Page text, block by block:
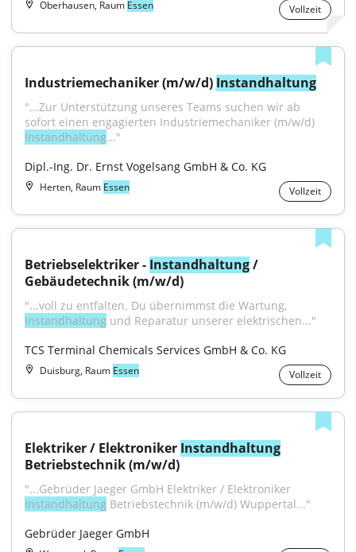
Oberhausen, Raum Essen Vollzeit
Industriemechaniker (m/w/d) Instandhaltung
"...Zur Unterstützung unseres Teams suchen wir ab
Instandhaltung..."
Dipl.-Ing. Dr. Ernst Vogelsang GmbH & Co. KG
Herten, Raum Essen Vollzeit
Betriebselektriker - Instandhaltung /
Gebäudetechnik (m/w/d)
Instandhaltung und Reparatur unserer elektrischen..."
TCS Terminal Chemicals Services GmbH & Co. KG
Duisburg, Raum Essen Vollzeit
Elektriker / Elektroniker Instandhaltung
Betriebstechnik (m/w/d)
Instandhaltung Betriebstechnik (m/w/d) Wuppertal..."
Gebrüder Jaeger GmbH